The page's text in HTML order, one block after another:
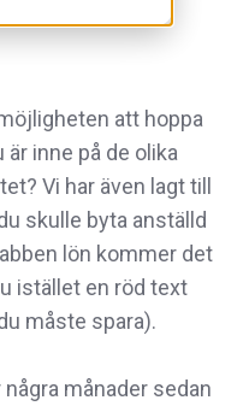
att hoppa
inne på de olika
Vi har även lagt till
skulle byta anställd
lön kommer det
istället en röd text
måste spara).
månader sedan